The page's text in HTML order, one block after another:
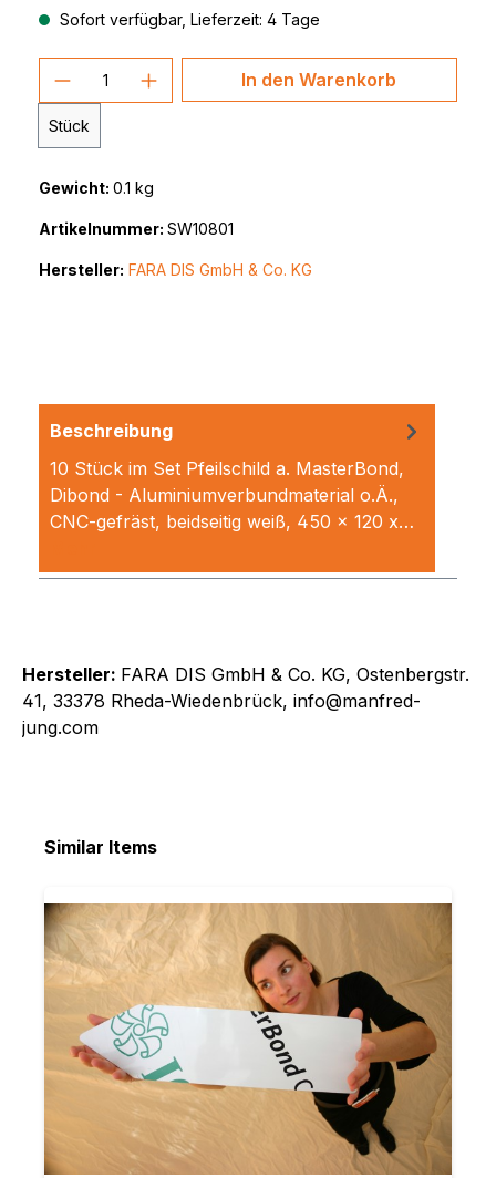
Sofort verfügbar, Lieferzeit: 4 Tage
Produkt Anzahl: Gib den
Stück
In den Warenkorb
Gewicht: 0.1 kg
Artikelnummer: SW10801
Hersteller: FARA DIS GmbH & Co. KG
Beschreibung
10 Stück im Set Pfeilschild a. MasterBond,
Dibond - Aluminiumverbundmaterial o.Ä.,
CNC-gefräst, beidseitig weiß, 450 x 120 x…
Hersteller: FARA DIS GmbH & Co. KG, Ostenbergstr.
41, 33378 Rheda-Wiedenbrück, info@manfred-
jung.com
Produktgalerie überspringen
Similar Items